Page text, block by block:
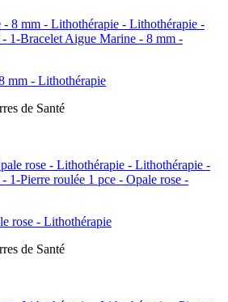
mm - Lithothérapie
de Santé
rose - Lithothérapie
de Santé